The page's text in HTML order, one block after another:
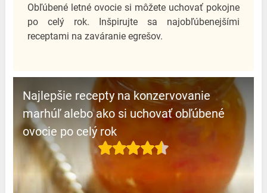
Obľúbené letné ovocie si môžete uchovať pokojne
po celý rok. Inšpirujte sa najobľúbenejšími
receptami na zaváranie egrešov.
Najlepšie recepty na konzervovanie
marhúľ alebo ako si uchovať obľúbené
ovocie po celý rok